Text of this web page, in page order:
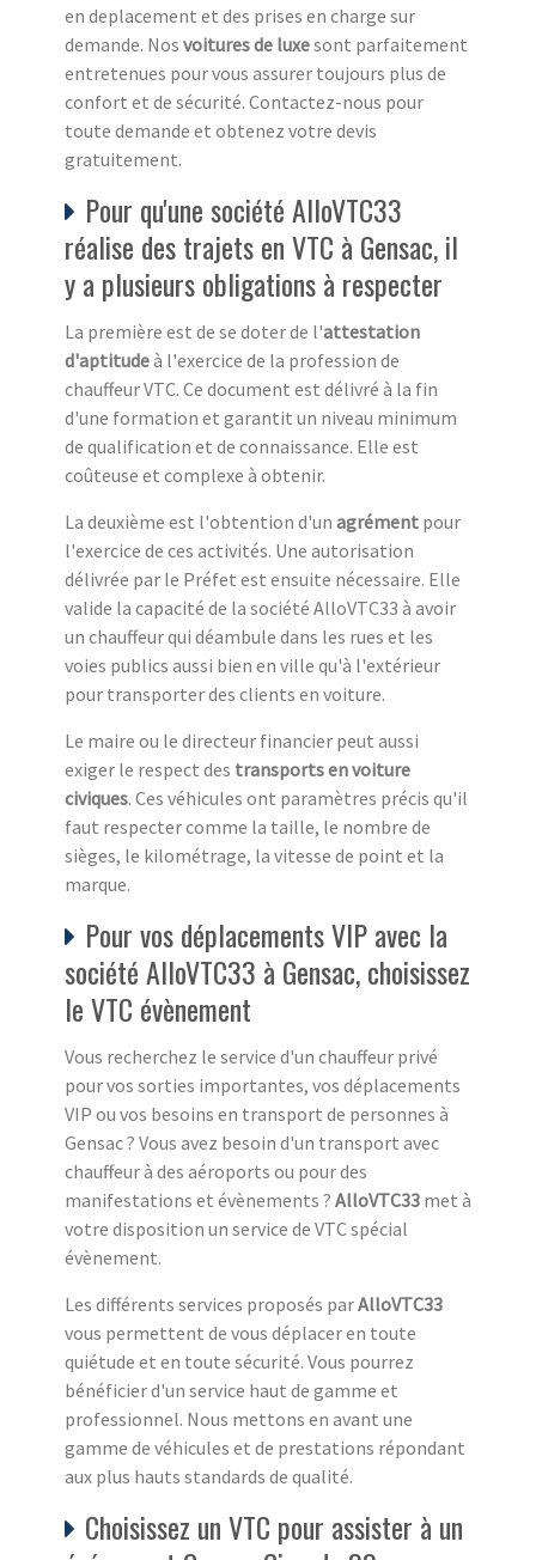
en deplacement et des prises en charge sur
demande. Nos voitures de luxesont parfaitement
entretenues pour vous assurer toujours plus de
confort et de sécurité. Contactez-nous pour
toute demande et obtenez votre devis
gratuitement.
Pour qu'une société AlloVTC33
réalise des trajets en VTC à Gensac, il
y a plusieurs obligations à respecter
La première est de se doter de l'attestation
d'aptitudeà l'exercice de la profession de
chauffeur VTC. Ce document est délivré à la fin
d'une formation et garantit un niveau minimum
de qualification et de connaissance. Elle est
coûteuse et complexe à obtenir.
La deuxième est l'obtention d'un agrément pour
l'exercice de ces activités. Une autorisation
délivrée par le Préfet est ensuite nécessaire. Elle
valide la capacité de la société AlloVTC33 à avoir
un chauffeur qui déambule dans les rues et les
voies publics aussi bien en ville qu'à l'extérieur
pour transporter des clients en voiture.
Le maire ou le directeur financier peut aussi
exiger le respect des transports en voiture
civiques. Ces véhicules ont paramètres précis qu'il
faut respecter comme la taille, le nombre de
sièges, le kilométrage, la vitesse de point et la
marque.
Pour vos déplacements VIP avec la
société AlloVTC33 à Gensac, choisissez
le VTC évènement
Vous recherchez le service d'un chauffeur privé
pour vos sorties importantes, vos déplacements
VIP ou vos besoins en transport de personnes à
Gensac ? Vous avez besoin d'un transport avec
chauffeur à des aéroports ou pour des
manifestations et évènements ? AlloVTC33 met à
votre disposition un service de VTC spécial
évènement.
Les différents services proposés parAlloVTC33
vous permettent de vous déplacer en toute
quiétude et en toute sécurité. Vous pourrez
bénéficier d'un service haut de gamme et
professionnel. Nous mettons en avant une
gamme de véhicules et de prestations répondant
aux plus hauts standards de qualité.
Choisissez un VTC pour assister à un